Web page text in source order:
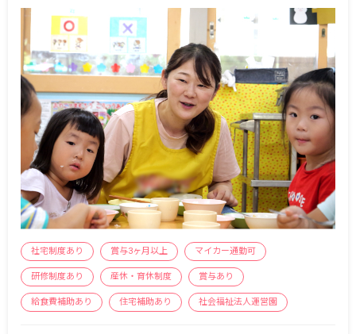
社宅制度あり 賞与3ヶ月以上 マイカー通勤可
研修制度あり 産休・育休制度 賞与あり
給食費補助あり 住宅補助あり 社会福祉法人運営園